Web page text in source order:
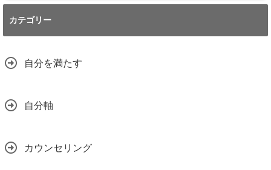
カテゴリー
自分を満たす
自分軸
カウンセリング